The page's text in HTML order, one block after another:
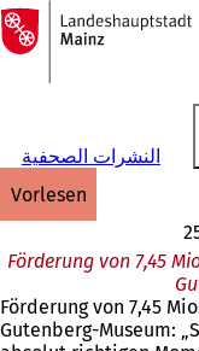
Inhalt anspringen
Zur
Startseite
النشرات الصحفية
vorlesen
Förderung von 7,45
Förderung von 7,45
Gutenberg-Museum: